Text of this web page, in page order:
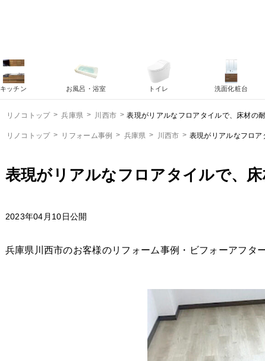
リノコトップ 兵庫県 川西市 表現がリアルなフロアタイルで、床材の
リノコトップ リフォーム事例 兵庫県 川西市 表現がリアルなフロ
表現がリアルなフロアタイルで、
2023年04月10日公開
兵庫県川西市のお客様のリフォーム事例・ビフォーアフタ
キッチン お風呂・浴室 トイレ 洗面化粧台